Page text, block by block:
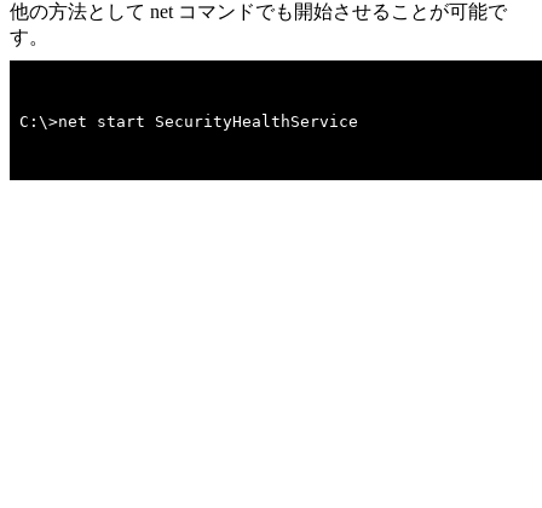
他の方法として net コマンドでも開始させることが可能で
す。
C:\>net start SecurityHealthService